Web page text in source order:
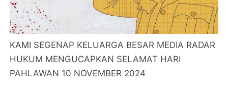
KAMI SEGENAP KELUARGA BESAR MEDIA RADAR
HUKUM MENGUCAPKAN SELAMAT HARI
PAHLAWAN 10 NOVEMBER 2024